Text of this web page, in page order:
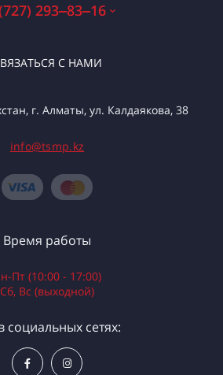
293‒83‒16
С НАМИ
г. Алматы, ул. Калдаякова, 38
info@tsmp.kz
Время работы
Пт (10:00 - 17:00)
Сб, Вс (выходной)
социальных сетях: